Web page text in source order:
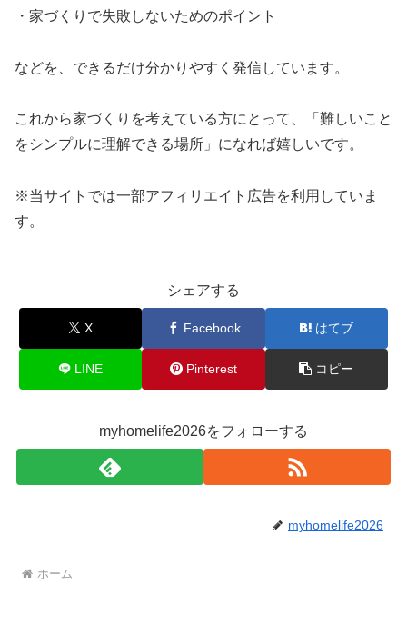
・家づくりで失敗しないためのポイント
などを、できるだけ分かりやすく発信しています。
これから家づくりを考えている方にとって、「難しいこと
をシンプルに理解できる場所」になれば嬉しいです。
※当サイトでは一部アフィリエイト広告を利用していま
す。
シェアする
X Facebook はてブ
LINE Pinterest コピー
myhomelife2026をフォローする
myhomelife2026
ホーム